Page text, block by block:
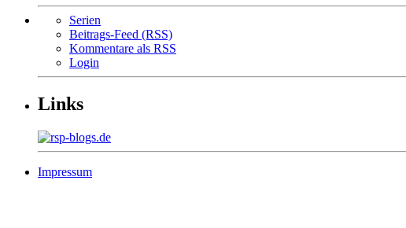
Serien
Beitrags-Feed (RSS)
Kommentare als RSS
Login
Links
Impressum